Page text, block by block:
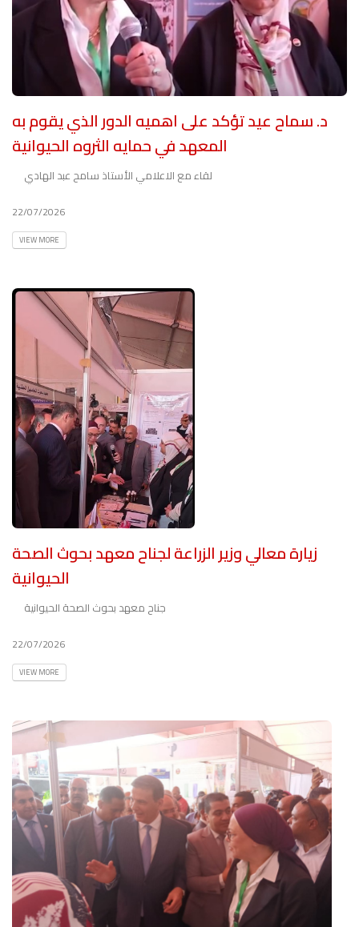
د. سماح عيد تؤكد على اهميه الدور الذي يقوم به
المعهد في حمايه الثروه الحيوانية
لقاء مع الاعلامي الأستاذ سامح عبد الهادي
22/07/2026
VIEW MORE
زيارة معالي وزير الزراعة لجناح معهد بحوث الصحة
الحيوانية
جناح معهد بحوث الصحة الحيوانية
22/07/2026
VIEW MORE